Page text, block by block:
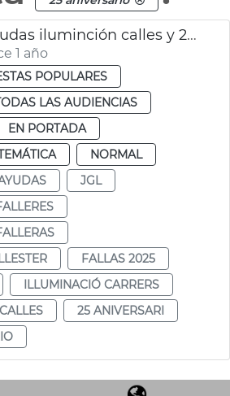
JGL convo ayudas iluminción calles y 25 aniversario fallas
1 año
POPULARES
LAS AUDIENCIAS
EN PORTADA
NORMAL
JGL
FALLAS 2025
ILLUMINACIÓ CARRERS
25 ANIVERSARI